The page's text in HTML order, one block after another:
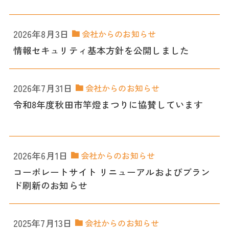
2026年8月3日 会社からのお知らせ
情報セキュリティ基本方針を公開しました
2026年7月31日 会社からのお知らせ
令和8年度秋田市竿燈まつりに協賛しています
2026年6月1日 会社からのお知らせ
コーポレートサイト リニューアルおよびブラン
ド刷新のお知らせ
2025年7月13日 会社からのお知らせ